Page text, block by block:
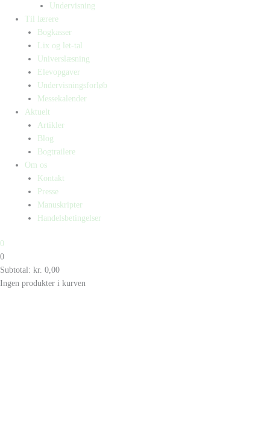
Undervisning
Til lærere
Bogkasser
Lix og let-tal
Universlæsning
Elevopgaver
Undervisningsforløb
Messekalender
Aktuelt
Artikler
Blog
Bogtrailere
Om os
Kontakt
Presse
Manuskripter
Handelsbetingelser
0
0
Subtotal: kr. 0,00
Ingen produkter i kurven